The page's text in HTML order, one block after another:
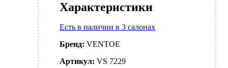
Характеристики
Есть в наличии в 3 салонах
Бренд: VENTOE
Артикул: VS 7229